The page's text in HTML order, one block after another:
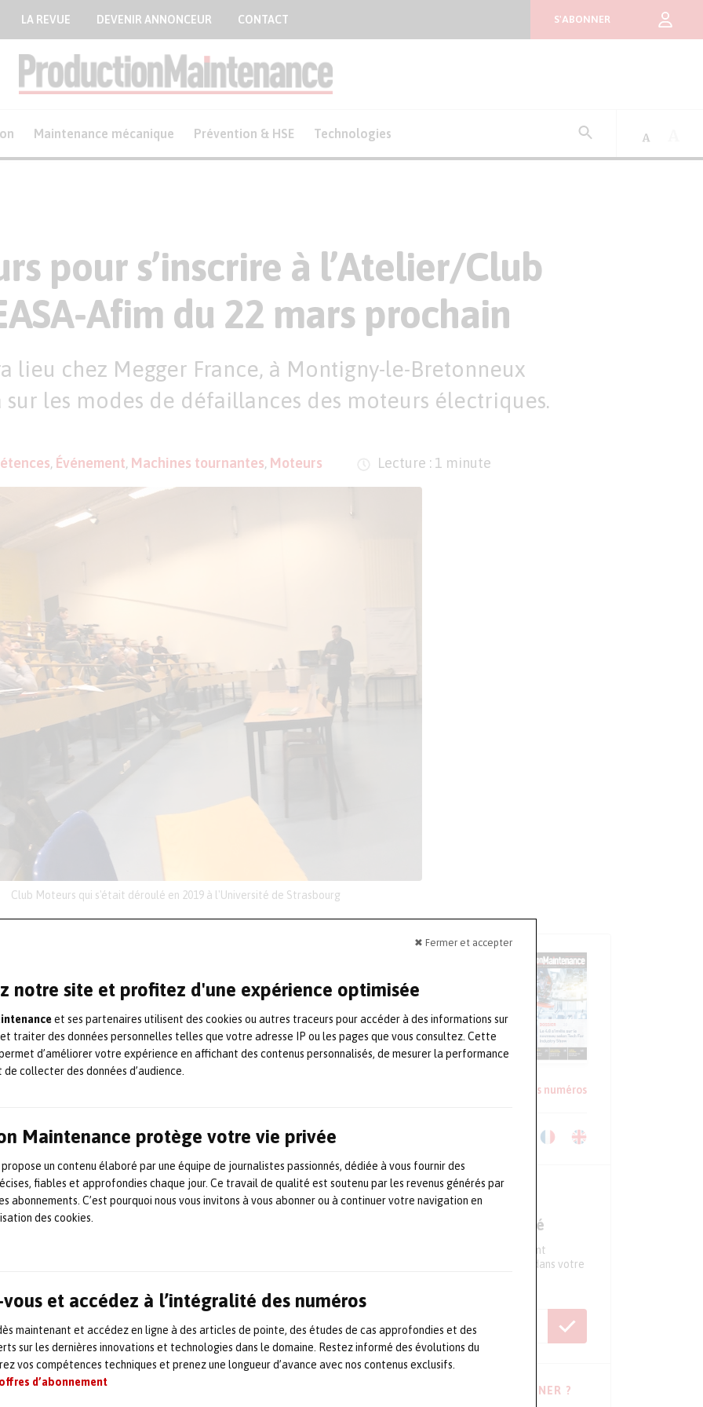
✖ Fermer et accepter
notre site et profitez d'une expérience optimisée
et ses partenaires utilisent des cookies ou autres traceurs pour accéder à des informations sur
traiter des données personnelles telles que votre adresse IP ou les pages que vous consultez. Cette
d’améliorer votre expérience en affichant des contenus personnalisés, de mesurer la performance
collecter des données d’audience.
Maintenance protège votre vie privée
un contenu élaboré par une équipe de journalistes passionnés, dédiée à vous fournir des
fiables et approfondies chaque jour. Ce travail de qualité est soutenu par les revenus générés par
abonnements. C’est pourquoi nous vous invitons à vous abonner ou à continuer votre navigation en
des cookies.
et accédez à l’intégralité des numéros
maintenant et accédez en ligne à des articles de pointe, des études de cas approfondies et des
sur les dernières innovations et technologies dans le domaine. Restez informé des évolutions du
vos compétences techniques et prenez une longueur d’avance avec nos contenus exclusifs.
d’abonnement
LA REVUE DEVENIR ANNONCEUR CONTACT S'ABONNER
Maintenance mécanique Prévention & HSE Technologies
pour s’inscrire à l’Atelier/Club
Afim du 22 mars prochain
lieu chez Megger France, à Montigny-le-Bretonneux
les modes de défaillances des moteurs électriques.
, Événement, Machines tournantes, Moteurs Lecture : 1 minute
Club Moteurs qui s'était déroulé en 2019 à l'Université de Strasbourg
les réparateurs de moteurs
de
journée spéciale avec l’ Afim.
modes de défaillances desmoteurs
de tests, les protections et lesanalyses
et son système, (variateurs, pompes,
de très grandes attentions mais aussi
: nouvelles technologies, efficacité
rescriptive…
Numéro 93
Avril-Mai-Juin
Voir les anciens numéros
NEWSLETTER
Ne ratez aucune actualité
Tous les 15 jours, recevez directement
l'essentiel de l'actualité du secteur dans votre
VOUS HÉSITEZ À VOUS ABONNER ?